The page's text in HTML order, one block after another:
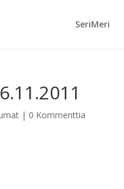
SeriMeri
| 0 Kommenttia